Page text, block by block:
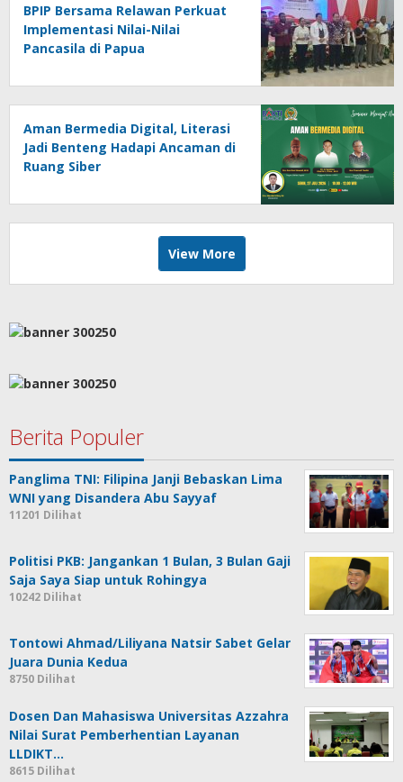
BPIP Bersama Relawan Perkuat
Implementasi Nilai-Nilai
Pancasila di Papua
Aman Bermedia Digital, Literasi
Jadi Benteng Hadapi Ancaman di
Ruang Siber
View More
Berita Populer
Panglima TNI: Filipina Janji Bebaskan Lima
WNI yang Disandera Abu Sayyaf
11201 Dilihat
Politisi PKB: Jangankan 1 Bulan, 3 Bulan Gaji
Saja Saya Siap untuk Rohingya
10242 Dilihat
Tontowi Ahmad/Liliyana Natsir Sabet Gelar
Juara Dunia Kedua
8750 Dilihat
Dosen Dan Mahasiswa Universitas Azzahra
Nilai Surat Pemberhentian Layanan
LLDIKT…
8615 Dilihat